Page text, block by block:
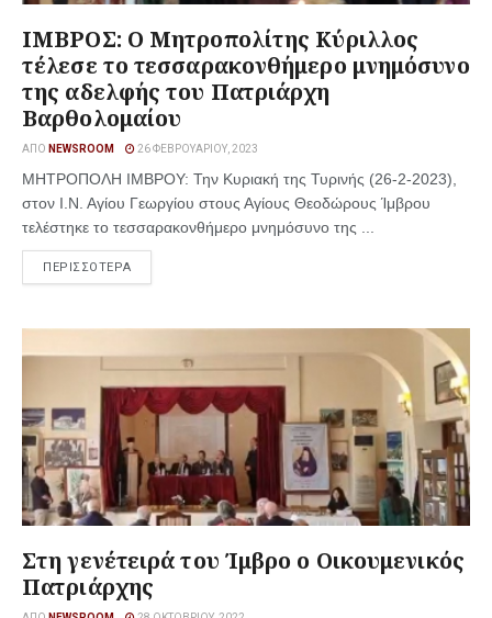
ΙΜΒΡΟΣ: Ο Μητροπολίτης Κύριλλος
τέλεσε το τεσσαρακονθήμερο μνημόσυνο
της αδελφής του Πατριάρχη
Βαρθολομαίου
ΑΠΌ NEWSROOM 26 ΦΕΒΡΟΥΑΡΊΟΥ, 2023
ΜΗΤΡΟΠΟΛΗ ΙΜΒΡΟΥ: Την Κυριακή της Τυρινής (26-2-2023),
στον Ι.Ν. Αγίου Γεωργίου στους Αγίους Θεοδώρους Ίμβρου
τελέστηκε το τεσσαρακονθήμερο μνημόσυνο της ...
ΠΕΡΙΣΣΟΤΕΡΑ
Στη γενέτειρά του Ίμβρο ο Οικουμενικός
Πατριάρχης